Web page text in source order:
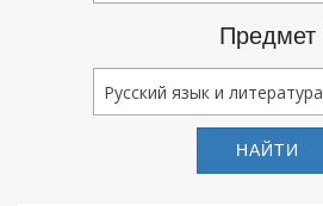
Предмет
Русский Язык И Литература
Русский язык и литература
НАЙТИ